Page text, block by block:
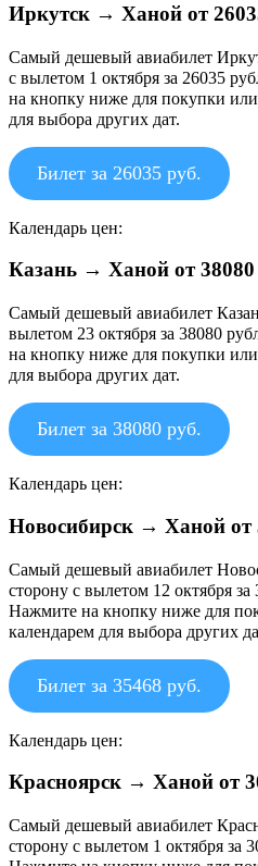
Иркутск → Ханой от
Самый дешевый авиабилет
с вылетом 1 октября за 26035
на кнопку ниже для покупки или
для выбора других дат.
Билет за 26035 руб.
Календарь цен:
Казань → Ханой от 38080
Самый дешевый авиабилет
вылетом 23 октября за 38080
на кнопку ниже для покупки или
для выбора других дат.
Билет за 38080 руб.
Календарь цен:
Новосибирск → Ханой от
Самый дешевый авиабилет
сторону с вылетом 12 октября
Нажмите на кнопку ниже для
календарем для выбора других
Билет за 35468 руб.
Календарь цен:
Красноярск → Ханой от
Самый дешевый авиабилет
сторону с вылетом 1 октября за